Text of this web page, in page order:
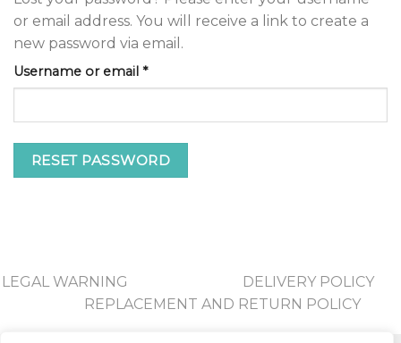
or email address. You will receive a link to create a
new password via email.
Username or email *Required
RESET PASSWORD
LEGAL WARNING
DELIVERY POLICY
REPLACEMENT AND RETURN POLICY